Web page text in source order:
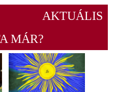
AKTUÁLIS
MÁR?